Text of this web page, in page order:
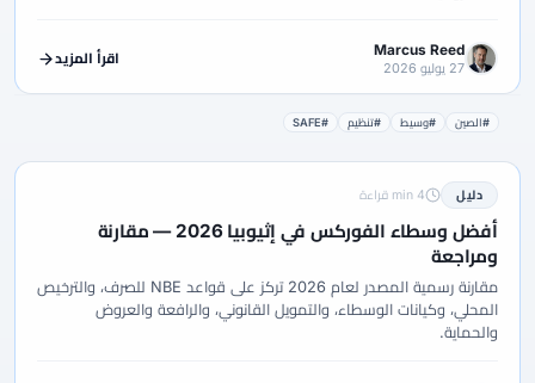
Marcus Reed
27 يوليو 2026
اقرأ المزيد
#الصين #وسيط #تنظيم #SAFE
دليل 4 min قراءة
أفضل وسطاء الفوركس في إثيوبيا 2026 — مقارنة
ومراجعة
مقارنة رسمية المصدر لعام 2026 تركز على قواعد NBE للصرف، والترخيص
المحلي، وكيانات الوسطاء، والتمويل القانوني، والرافعة والعروض
والحماية.